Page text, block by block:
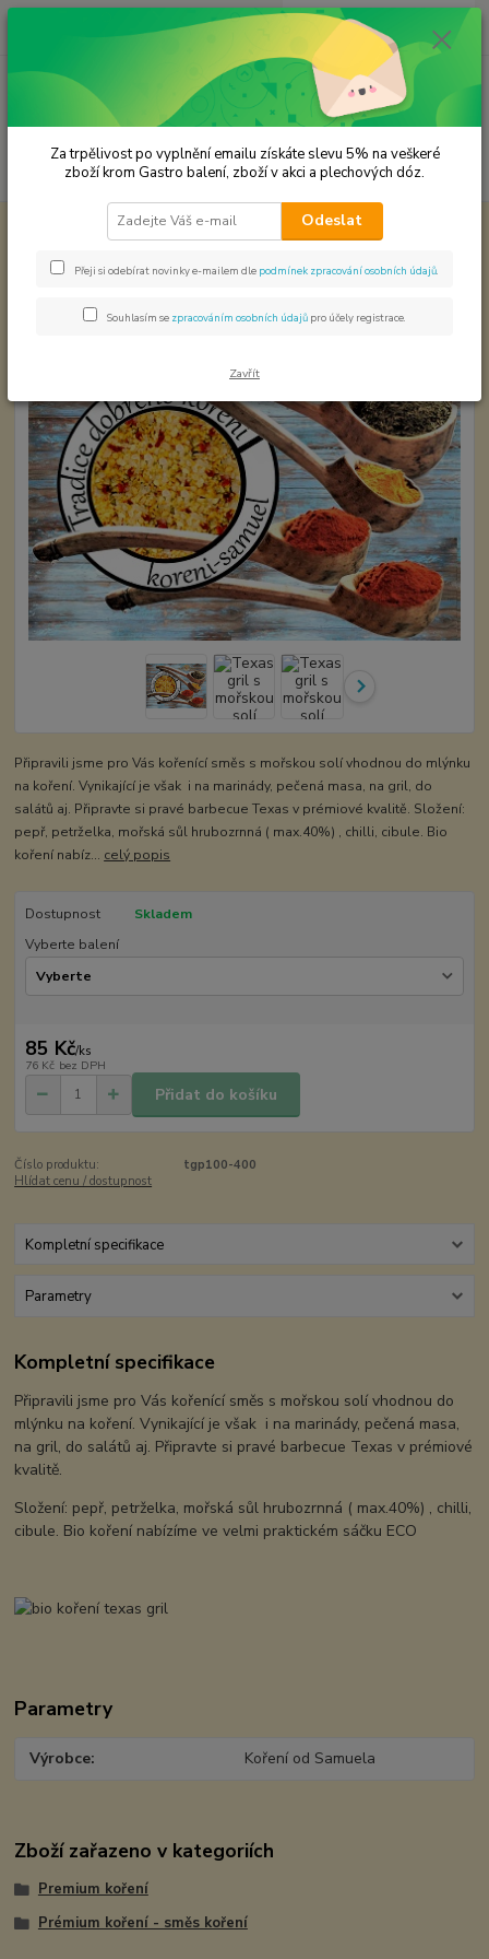
Menu
Hledat
ks
za 0,00 Kč
Premium koření Texas gril s mořskou solí
Texas gril s mořskou solí
Připravili jsme pro Vás kořenící směs s mořskou solí vhodnou do mlýnku
na koření. Vynikající je však i na marinády, pečená masa, na gril, do
salátů aj. Připravte si pravé barbecue Texas v prémiové kvalitě. Složení:
pepř, petrželka, mořská sůl hrubozrnná ( max.40%) , chilli, cibule. Bio
koření nabíz... celý popis
Dostupnost
Skladem
Vyberte balení
85 Kč/ks
76 Kč bez DPH
Přidat do košíku
Číslo produktu:
tgp100-400
Hlídat cenu / dostupnost
Kompletní specifikace
Parametry
Kompletní specifikace
Připravili jsme pro Vás kořenící směs s mořskou solí vhodnou do
mlýnku na koření. Vynikající je však i na marinády, pečená masa,
na gril, do salátů aj. Připravte si pravé barbecue Texas v prémiové
kvalitě.
Složení: pepř, petrželka, mořská sůl hrubozrnná ( max.40%) , chilli,
cibule. Bio koření nabízíme ve velmi praktickém sáčku ECO
Parametry
Výrobce Koření od Samuela
Zboží zařazeno v kategoriích
Premium koření
Prémium koření - směs koření
Za trpělivost po vyplnění emailu získáte slevu 5% na veškeré
zboží krom Gastro balení, zboží v akci a plechových dóz.
Odeslat
Přeji si odebírat novinky e-mailem dle podmínek zpracování osobních údajů
Souhlasím se zpracováním osobních údajů pro účely registrace.
Zavřít